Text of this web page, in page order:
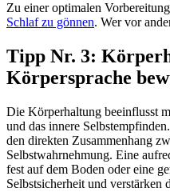
Zu einer optimalen
Schlaf zu gönnen. Wer vor
Tipp Nr. 3:
Körpersprache
Die Körperhaltung beeinflusst
und das innere
den direkten Zusammenhang
Selbstwahrnehmung. Eine
fest auf dem Boden oder eine
Selbstsicherheit und verstärken